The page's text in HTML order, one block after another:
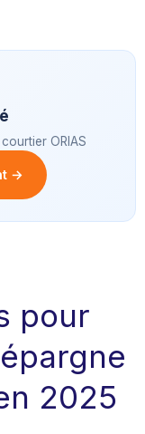
ORIAS
→
pour
2025